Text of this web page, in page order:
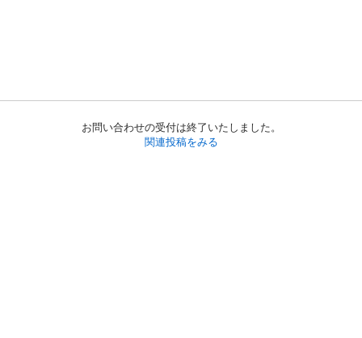
お問い合わせの受付は終了いたしました。
関連投稿をみる